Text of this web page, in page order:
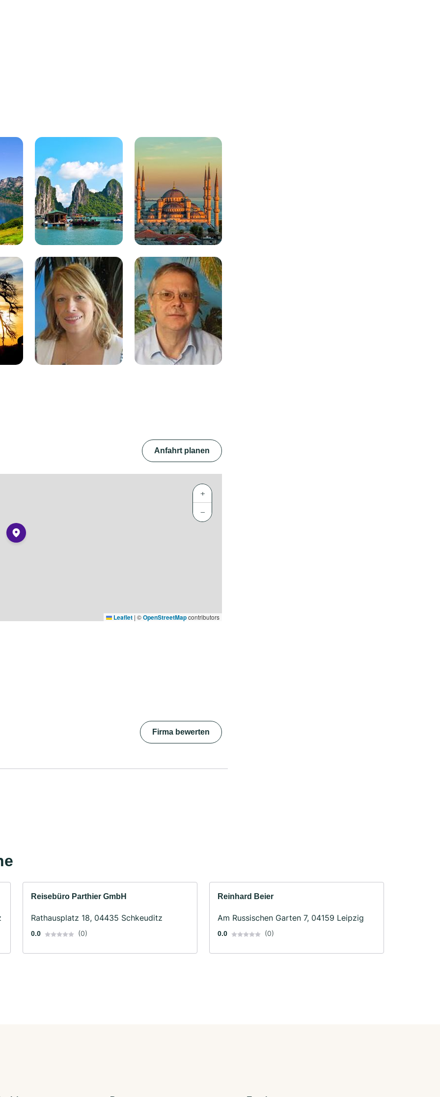
Anfahrt planen
+
−
Leaflet | ©OpenStreetMapcontributors
Firma bewerten
Reisebüro Parthier GmbH
Rathausplatz 18, 04435 Schkeuditz
0.0 (0)
Reinhard Beier
Am Russischen Garten 7, 04159 Leipzig
0.0 (0)